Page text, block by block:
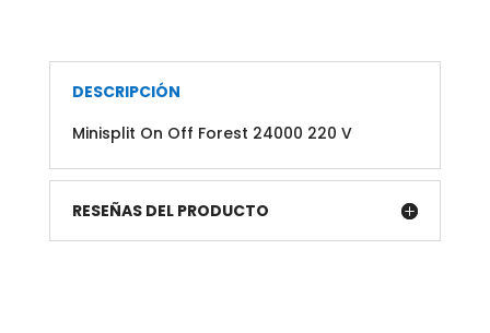
DESCRIPCIÓN
Minisplit On Off Forest 24000 220 V
RESEÑAS DEL PRODUCTO